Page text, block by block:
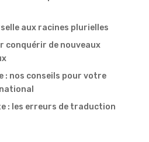
aux racines plurielles
conquérir de nouveaux
: nos conseils pour votre
: les erreurs de traduction